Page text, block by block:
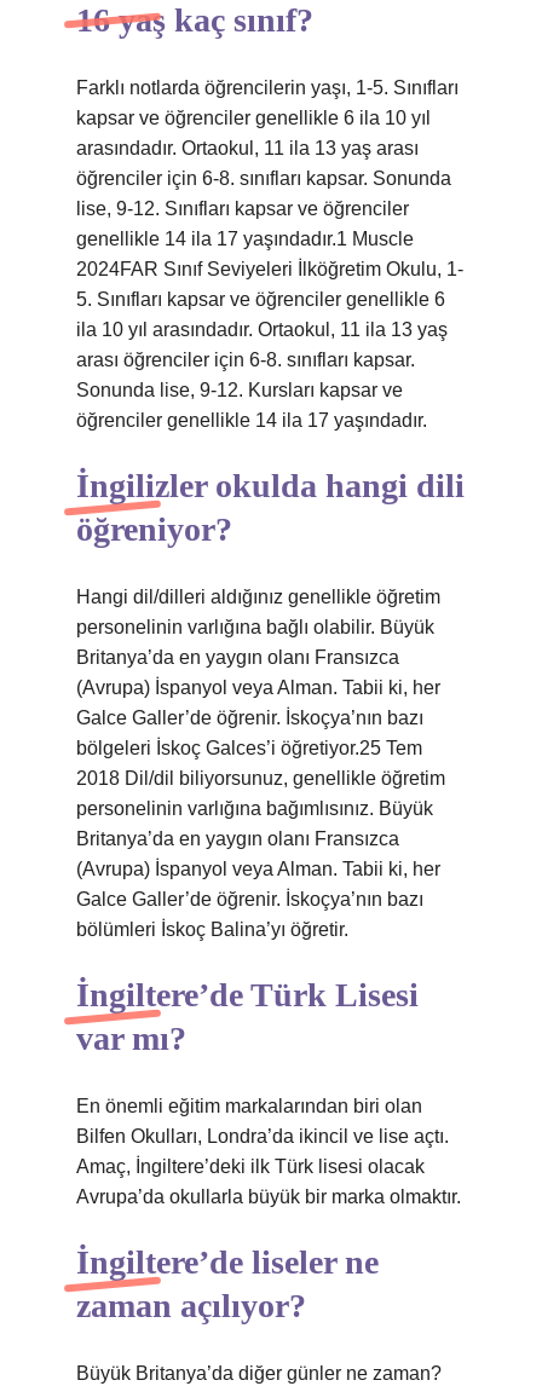
16 yaş kaç sınıf?
Farklı notlarda öğrencilerin yaşı, 1-5. Sınıfları
kapsar ve öğrenciler genellikle 6 ila 10 yıl
arasındadır. Ortaokul, 11 ila 13 yaş arası
öğrenciler için 6-8. sınıfları kapsar. Sonunda
lise, 9-12. Sınıfları kapsar ve öğrenciler
genellikle 14 ila 17 yaşındadır.1 Muscle
2024FAR Sınıf Seviyeleri İlköğretim Okulu, 1-
5. Sınıfları kapsar ve öğrenciler genellikle 6
ila 10 yıl arasındadır. Ortaokul, 11 ila 13 yaş
arası öğrenciler için 6-8. sınıfları kapsar.
Sonunda lise, 9-12. Kursları kapsar ve
öğrenciler genellikle 14 ila 17 yaşındadır.
İngilizler okulda hangi dili
öğreniyor?
Hangi dil/dilleri aldığınız genellikle öğretim
personelinin varlığına bağlı olabilir. Büyük
Britanya’da en yaygın olanı Fransızca
(Avrupa) İspanyol veya Alman. Tabii ki, her
Galce Galler’de öğrenir. İskoçya’nın bazı
bölgeleri İskoç Galces’i öğretiyor.25 Tem
2018 Dil/dil biliyorsunuz, genellikle öğretim
personelinin varlığına bağımlısınız. Büyük
Britanya’da en yaygın olanı Fransızca
(Avrupa) İspanyol veya Alman. Tabii ki, her
Galce Galler’de öğrenir. İskoçya’nın bazı
bölümleri İskoç Balina’yı öğretir.
İngiltere’de Türk Lisesi
var mı?
En önemli eğitim markalarından biri olan
Bilfen Okulları, Londra’da ikincil ve lise açtı.
Amaç, İngiltere’deki ilk Türk lisesi olacak
Avrupa’da okullarla büyük bir marka olmaktır.
İngiltere’de liseler ne
zaman açılıyor?
Büyük Britanya’da diğer günler ne zaman?